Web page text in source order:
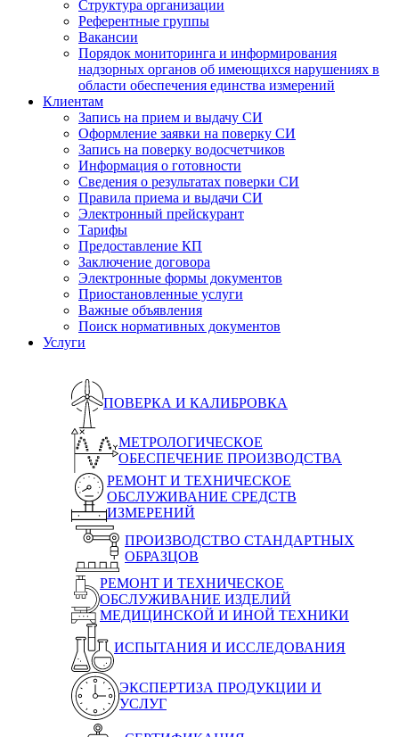
Структура организации
Референтные группы
Вакансии
Порядок мониторинга и информирования
надзорных органов об имеющихся нарушениях в
области обеспечения единства измерений
Клиентам
Запись на прием и выдачу СИ
Оформление заявки на поверку СИ
Запись на поверку водосчетчиков
Информация о готовности
Сведения о результатах поверки СИ
Правила приема и выдачи СИ
Электронный прейскурант
Тарифы
Предоставление КП
Заключение договора
Электронные формы документов
Приостановленные услуги
Важные объявления
Поиск нормативных документов
Услуги
ПОВЕРКА И КАЛИБРОВКА
МЕТРОЛОГИЧЕСКОЕ
ОБЕСПЕЧЕНИЕ ПРОИЗВОДСТВА
РЕМОНТ И ТЕХНИЧЕСКОЕ
ОБСЛУЖИВАНИЕ СРЕДСТВ
ИЗМЕРЕНИЙ
ПРОИЗВОДСТВО СТАНДАРТНЫХ
ОБРАЗЦОВ
РЕМОНТ И ТЕХНИЧЕСКОЕ
ОБСЛУЖИВАНИЕ ИЗДЕЛИЙ
МЕДИЦИНСКОЙ И ИНОЙ ТЕХНИКИ
ИСПЫТАНИЯ И ИССЛЕДОВАНИЯ
ЭКСПЕРТИЗА ПРОДУКЦИИ И
УСЛУГ